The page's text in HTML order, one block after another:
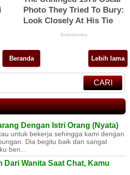
Lebih lama
Beranda
CARI
Dengan Istri Orang (Nyata)
untuk bekerja sehingga kami dengan
Dia begitu baik dan sangat
ben...
Dari Wanita Saat Chat, Kamu